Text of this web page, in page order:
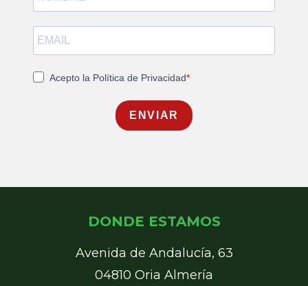
Acepto la Política de Privacidad
ENVIAR
DONDE ESTAMOS
Avenida de Andalucía, 63
04810 Oria Almería